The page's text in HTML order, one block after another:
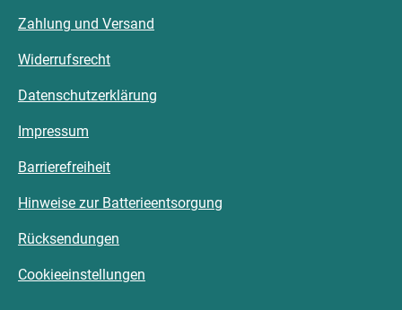
Zahlung und Versand
Widerrufsrecht
Datenschutzerklärung
Impressum
Barrierefreiheit
Hinweise zur Batterieentsorgung
Rücksendungen
Cookieeinstellungen